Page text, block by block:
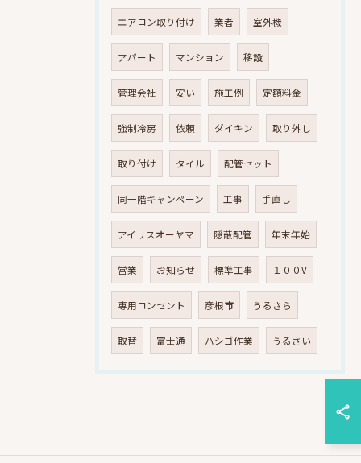
エアコン取り付け 業者 室外機
アパート マンション 移設
管理会社 安い 施工例 定額料金
強制冷房 依頼 ダイキン 取り外し
取り付け タイル 配管セット
同一階キャンペーン 工事 手直し
アイリスオーヤマ 隠蔽配管 年末年始
営業 お知らせ 標準工事 １００V
専用コンセント 彦根市 うるさら
取替 富士通 ハシゴ作業 うるさい